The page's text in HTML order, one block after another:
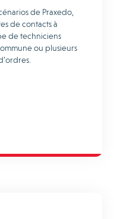
de Praxedo,
de contacts à
de techniciens
ou plusieurs